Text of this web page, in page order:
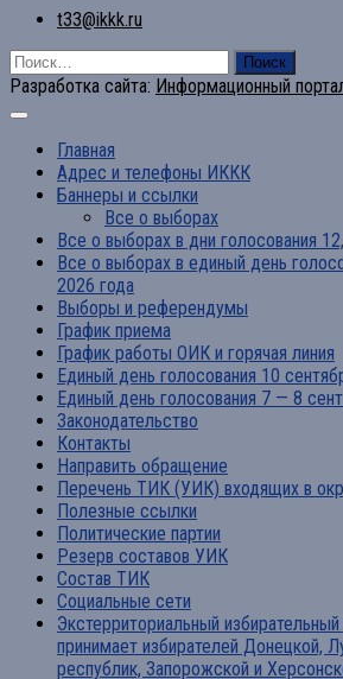
t33@ikkk.ru
Найти:
Разработка сайта: Информационный
Главная
Адрес и телефоны ИККК
Баннеры и ссылки
Все о выборах
Все о выборах в дни голосования
Все о выборах в единый день
2026 года
Выборы и референдумы
График приема
График работы ОИК и горячая линия
Единый день голосования 10
Единый день голосования 7 — 8
Законодательство
Контакты
Направить обращение
Перечень ТИК (УИК) входящих в
Полезные ссылки
Политические партии
Резерв составов УИК
Состав ТИК
Социальные сети
Экстерриториальный
принимает избирателей Донецкой,
республик, Запорожской и